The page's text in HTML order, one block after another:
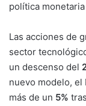
política
Las acciones de
sector
un descenso del
nuevo modelo, el
más de un 5%